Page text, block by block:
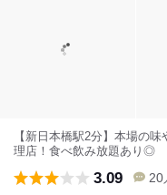
【新日本橋駅2分】本場の
理店！食べ飲み放題あり◎
3.09 20